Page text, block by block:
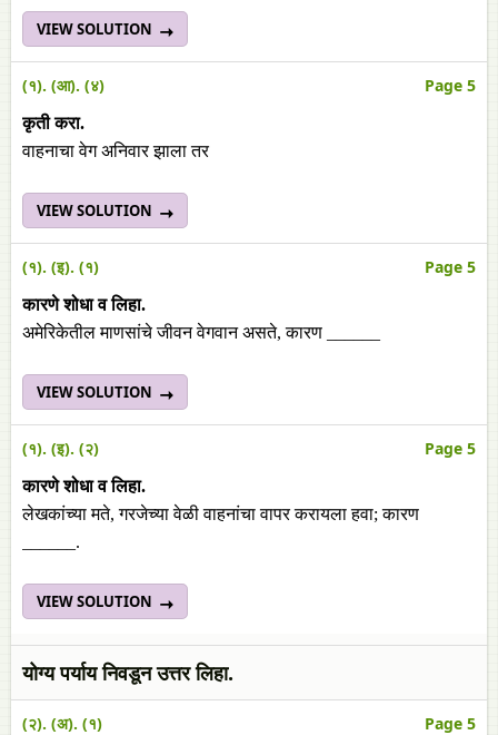
VIEW SOLUTION
(१). (आ). (४) Page 5
कृतीकरा.
वाहनाचा वेग अनिवार झाला तर
VIEW SOLUTION
(१). (इ). (१) Page 5
कारणे शोधा व लिहा.
अमेरिकेतील माणसांचे जीवन वेगवान असते, कारण ______
VIEW SOLUTION
(१). (इ). (२) Page 5
कारणे शोधा व लिहा.
लेखकांच्या मते, गरजेच्या वेळी वाहनांचा वापर करायला हवा; कारण
______.
VIEW SOLUTION
योग्य पर्याय निवडून उत्तर लिहा.
(२). (अ). (१) Page 5